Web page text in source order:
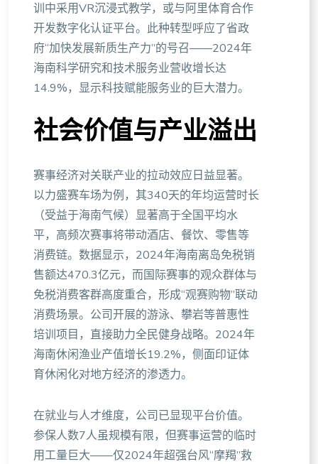
训中采用VR沉浸式教学，或与阿里体育合作
开发数字化认证平台。此种转型呼应了省政
府“加快发展新质生产力”的号召——2024年
海南科学研究和技术服务业营收增长达
14.9%，显示科技赋能服务业的巨大潜力。
社会价值与产业溢出
赛事经济对关联产业的拉动效应日益显著。
以力盛赛车场为例，其340天的年均运营时长
（受益于海南气候）显著高于全国平均水
平，高频次赛事将带动酒店、餐饮、零售等
消费链。数据显示，2024年海南离岛免税销
售额达470.3亿元，而国际赛事的观众群体与
免税消费客群高度重合，形成“观赛购物”联动
消费场景。公司开展的游泳、攀岩等普惠性
培训项目，直接助力全民健身战略。2024年
海南休闲渔业产值增长19.2%，侧面印证体
育休闲化对地方经济的渗透力。
在就业与人才维度，公司已显现平台价值。
参保人数7人虽规模有限，但赛事运营的临时
用工量巨大——仅2024年超强台风“摩羯”救